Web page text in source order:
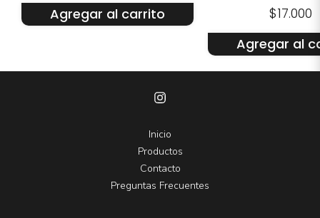
Agregar al carrito
$17.000
Agregar al
Inicio
Productos
Contacto
Preguntas Frecuentes